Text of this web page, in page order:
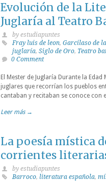
Evolución de la
Juglaría al Teatro
by estudiapuntes
Fray luis de leon, Garcilaso de
juglaría, Siglo de Oro, Teatro
0 Comment
El Mester de Juglaría Durante la
juglares que recorrían los pueblos
cantaban y recitaban se conoce con
Leer más →
La poesía mística
corrientes
by estudiapuntes
Barroco, literatura española,